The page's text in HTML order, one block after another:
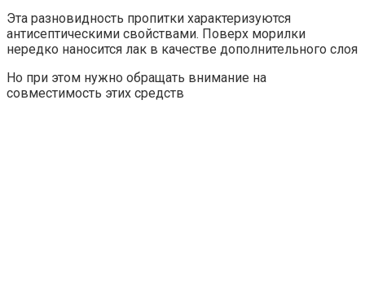
Эта разновидность пропитки характеризуются
антисептическими свойствами. Поверх морилки
нередко наносится лак в качестве дополнительного слоя
Но при этом нужно обращать внимание на
совместимость этих средств